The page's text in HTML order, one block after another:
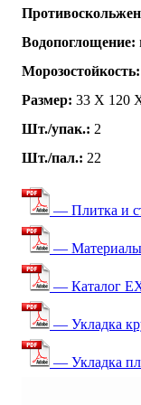
Водопоглощение:
Морозостойкость:
Размер: 33 Х 120
Шт./упак.: 2
Шт./пал.: 22
— Плитка и
— Материалы
— Каталог
— Укладка
— Укладка